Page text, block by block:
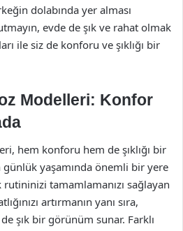
dolabında yer alması
evde de şık ve rahat olmak
ile siz de konforu ve şıklığı bir
Modelleri: Konfor
hem konforu hem de şıklığı bir
yaşamında önemli bir yere
tamamlamanızı sağlayan
artırmanın yanı sıra,
şık bir görünüm sunar. Farklı